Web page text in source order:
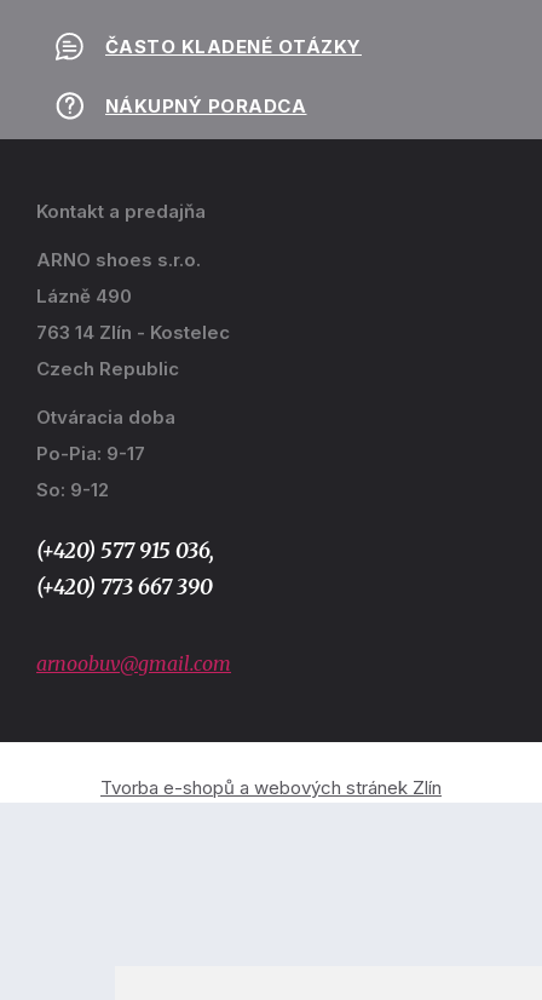
ČASTO KLADENÉ OTÁZKY
NÁKUPNÝ PORADCA
Kontakt a predajňa
ARNO shoes s.r.o.
Lázně 490
763 14 Zlín - Kostelec
Czech Republic
Otváracia doba
Po-Pia: 9-17
So: 9-12
(+420) 577 915 036,
(+420) 773 667 390
arnoobuv@gmail.com
Tvorba e-shopů a webových stránek Zlín